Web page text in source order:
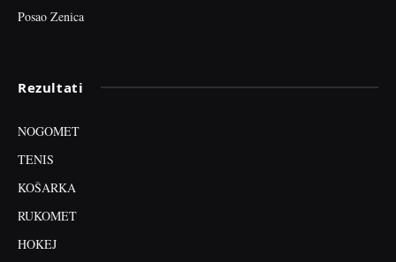
Posao Zenica
Rezultati
NOGOMET
TENIS
KOŠARKA
RUKOMET
HOKEJ